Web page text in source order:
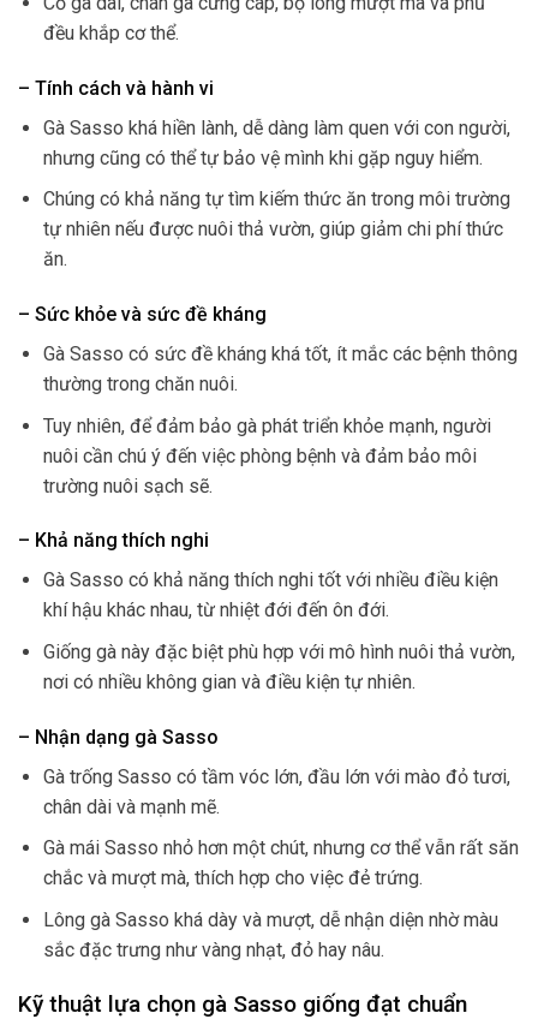
đều khắp cơ thể.
– Tính cách và hành vi
Gà Sasso khá hiền lành, dễ dàng làm quen với con người,
nhưng cũng có thể tự bảo vệ mình khi gặp nguy hiểm.
Chúng có khả năng tự tìm kiếm thức ăn trong môi trường
tự nhiên nếu được nuôi thả vườn, giúp giảm chi phí thức
ăn.
– Sức khỏe và sức đề kháng
Gà Sasso có sức đề kháng khá tốt, ít mắc các bệnh thông
thường trong chăn nuôi.
Tuy nhiên, để đảm bảo gà phát triển khỏe mạnh, người
nuôi cần chú ý đến việc phòng bệnh và đảm bảo môi
trường nuôi sạch sẽ.
– Khả năng thích nghi
Gà Sasso có khả năng thích nghi tốt với nhiều điều kiện
khí hậu khác nhau, từ nhiệt đới đến ôn đới.
Giống gà này đặc biệt phù hợp với mô hình nuôi thả vườn,
nơi có nhiều không gian và điều kiện tự nhiên.
– Nhận dạng gà Sasso
Gà trống Sasso có tầm vóc lớn, đầu lớn với mào đỏ tươi,
chân dài và mạnh mẽ.
Gà mái Sasso nhỏ hơn một chút, nhưng cơ thể vẫn rất săn
chắc và mượt mà, thích hợp cho việc đẻ trứng.
Lông gà Sasso khá dày và mượt, dễ nhận diện nhờ màu
sắc đặc trưng như vàng nhạt, đỏ hay nâu.
Kỹ thuật lựa chọn gà Sasso giống đạt chuẩn